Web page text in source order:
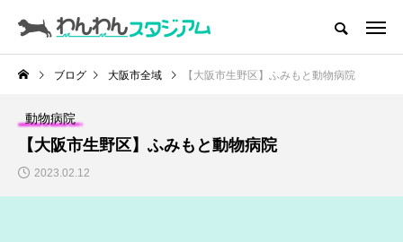
CATEGORY
ドッグラン
ドッグカフェ
愛犬と旅行
ブログ 大阪市全域 【大阪市生野区】ふみもと動物病院
動物病院
【大阪市生野区】ふみもと動物病院
2023.02.12